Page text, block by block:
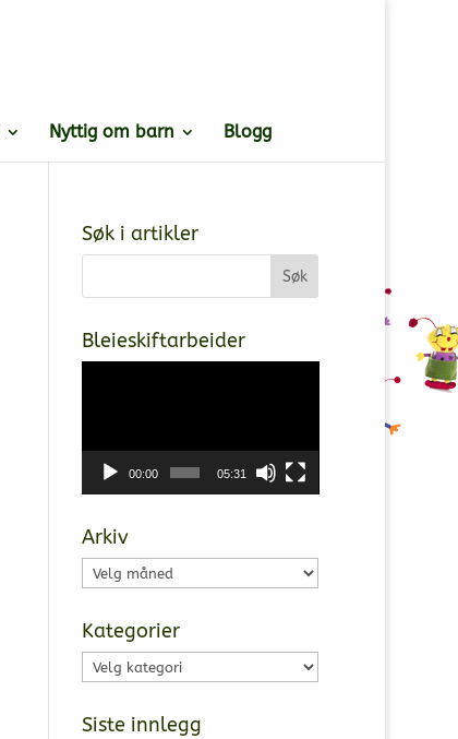
Nyttig om barn Blogg
Søk i artikler
Bleieskiftarbeider
00:00 05:31
Arkiv
Arkiv
Kategorier
Kategorier
Siste innlegg